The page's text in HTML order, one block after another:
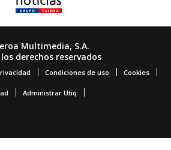
Multimedia, S.A.
derechos reservados
Condiciones de uso Cookies
Administrar Utiq